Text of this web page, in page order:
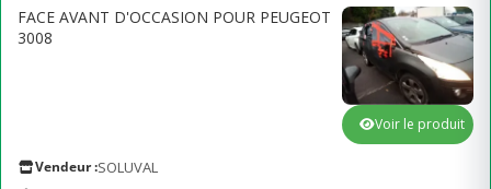
FACE AVANT D'OCCASION POUR PEUGEOT
3008
Vendeur :SOLUVAL
Voir le produit